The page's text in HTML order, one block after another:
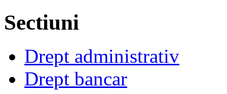
Sectiuni
Drept administrativ
Drept bancar